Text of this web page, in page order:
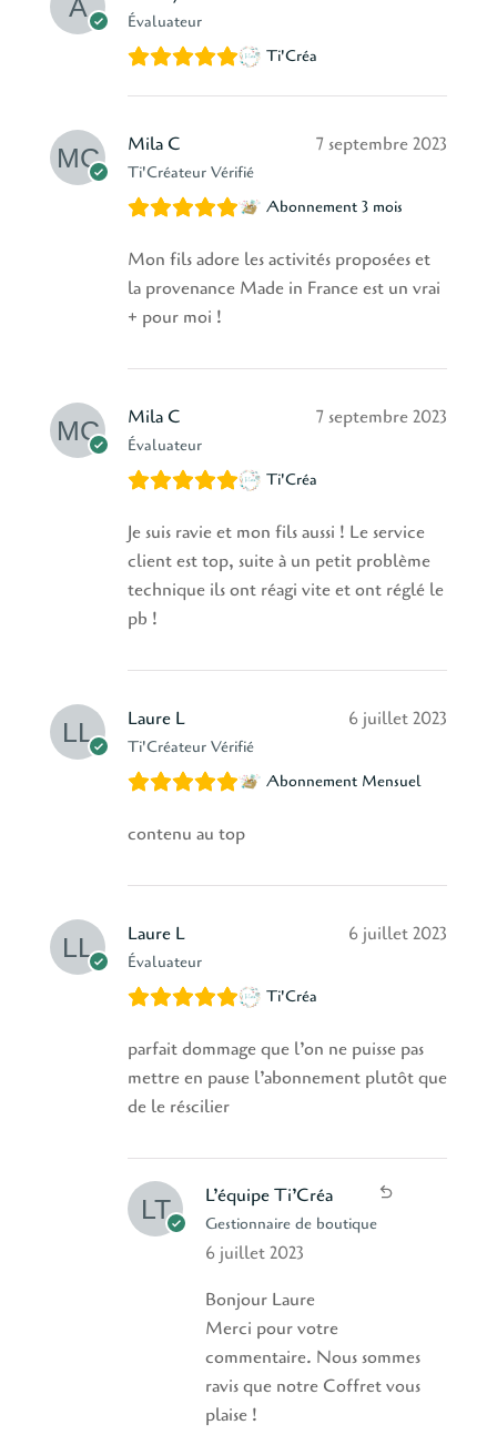
Évaluateur
Ti'Créa
Mila C
Ti'Créateur Vérifié
7 septembre 2023
Abonnement 3 mois
Mon fils adore les activités proposées et
la provenance Made in France est un vrai
+ pour moi !
Mila C
Évaluateur
7 septembre 2023
Ti'Créa
Je suis ravie et mon fils aussi ! Le service
client est top, suite à un petit problème
technique ils ont réagi vite et ont réglé le
pb !
Laure L
Ti'Créateur Vérifié
6 juillet 2023
Abonnement Mensuel
contenu au top
Laure L
Évaluateur
6 juillet 2023
Ti'Créa
parfait dommage que l’on ne puisse pas
mettre en pause l’abonnement plutôt que
de le réscilier
L’équipe Ti’Créa
Gestionnaire de boutique
6 juillet 2023
Bonjour Laure
Merci pour votre
commentaire. Nous sommes
ravis que notre Coffret vous
plaise !